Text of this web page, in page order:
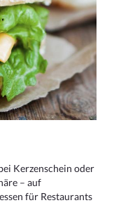
Kerzenschein oder
– auf
für Restaurants